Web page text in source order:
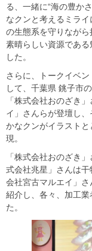
る、一緒に“海の豊か
なクンと考えるミラ
の生態系を守りながら
素晴らしい資源である
した。
さらに、トークイベ
して、千葉県 銚子市
「株式会社おのざき
イ」さんらが登壇し
かなクンがイラスト
現。
「株式会社おのざき
式会社兆星」さんは
会社宮古マルエイ」
紹介し、各々、加工
た。